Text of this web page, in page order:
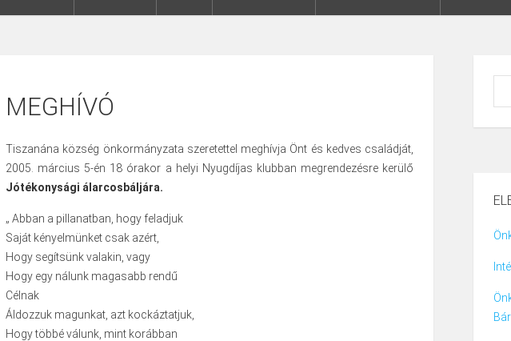
MEGHÍVÓ
Tiszanána község önkormányzata szeretettel meghívja Önt és kedves családját,
2005. március 5-én 18 órakor a helyi Nyugdíjas klubban megrendezésre kerülő
Jótékonysági álarcosbáljára.
„ Abban a pillanatban, hogy feladjuk
Saját kényelmünket csak azért,
Hogy segítsünk valakin, vagy
Hogy egy nálunk magasabb rendű
Célnak
Áldozzuk magunkat, azt kockáztatjuk,
Hogy többé válunk, mint korábban